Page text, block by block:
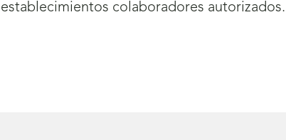
establecimientos colaboradores autorizados.